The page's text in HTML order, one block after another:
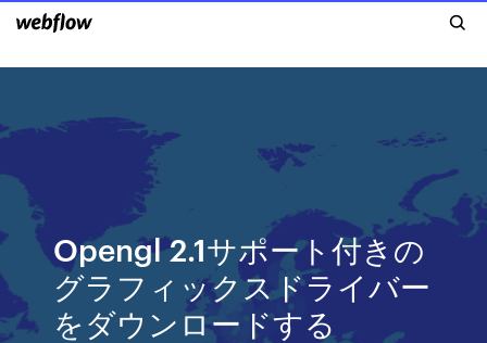
Opengl 2.1サポート付きの
グラフィックスドライバー
をダウンロードする